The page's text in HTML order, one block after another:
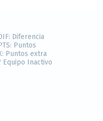
Diferencia
Puntos
Puntos extra
Equipo Inactivo